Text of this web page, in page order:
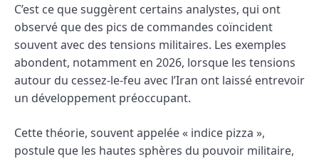
C’est ce que suggèrent certains analystes, qui ont
observé que des pics de commandes coïncident
souvent avec des tensions militaires. Les exemples
abondent, notamment en 2026, lorsque les tensions
autour du cessez-le-feu avec l’Iran ont laissé entrevoir
un développement préoccupant.
Cette théorie, souvent appelée « indice pizza »,
postule que les hautes sphères du pouvoir militaire,